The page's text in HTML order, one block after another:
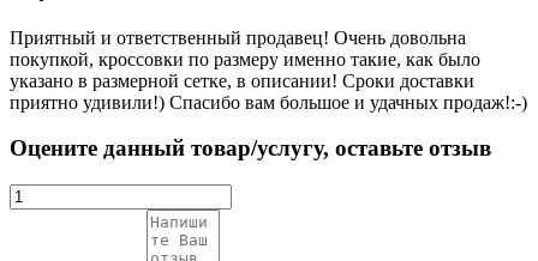
Приятный и ответственный продавец! Очень довольна
покупкой, кроссовки по размеру именно такие, как было
указано в размерной сетке, в описании! Сроки доставки
приятно удивили!) Спасибо вам большое и удачных продаж!:-)
Оцените данный товар/услугу, оставьте отзыв